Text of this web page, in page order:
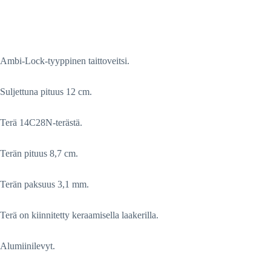
Ambi-Lock-tyyppinen taittoveitsi.
Suljettuna pituus 12 cm.
Terä 14C28N-terästä.
Terän pituus 8,7 cm.
Terän paksuus 3,1 mm.
Terä on kiinnitetty keraamisella laakerilla.
Alumiinilevyt.